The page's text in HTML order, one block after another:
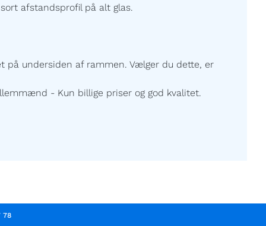
afstandsprofil på alt glas.
på undersiden af rammen. Vælger du dette, er
- Kun billige priser og god kvalitet.
78